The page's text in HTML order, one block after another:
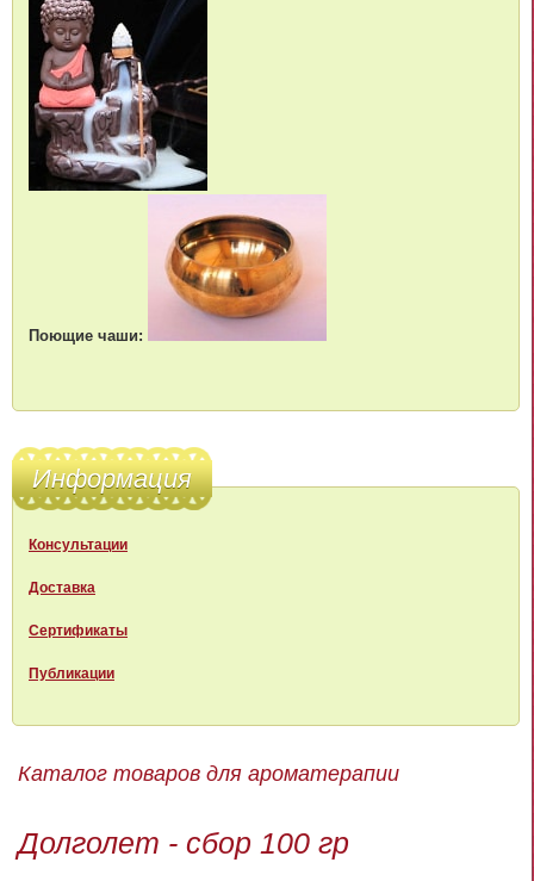
Поющие чаши:
Информация
Консультации
Доставка
Сертификаты
Публикации
Каталог товаров для ароматерапии
Долголет - сбор 100 гр